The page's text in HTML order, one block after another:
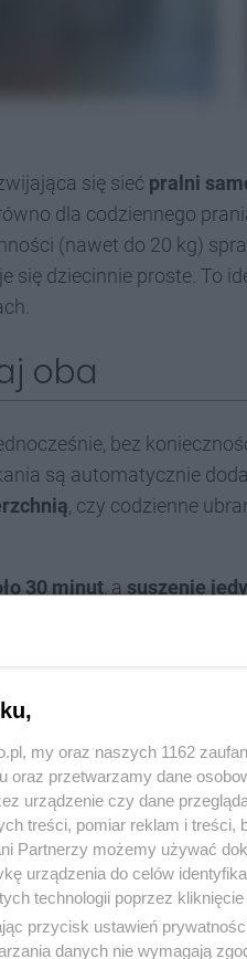
się sieć pralni
dla codziennego
(nawet do 20 kg)
się dziecinnie proste. To
oba
bez
są automatycznie
, czy codzienne
30 minut, a suszenie
złożenia lub schowania
czekania. To
my oraz naszych 1162
oraz przetwarzamy dane
urządzenie czy dane
treści, pomiar reklam i treści,
Partnerzy możemy używać
urządzenia do celów
technologii poprzez
przycisk ustawień
danych nie wymagają